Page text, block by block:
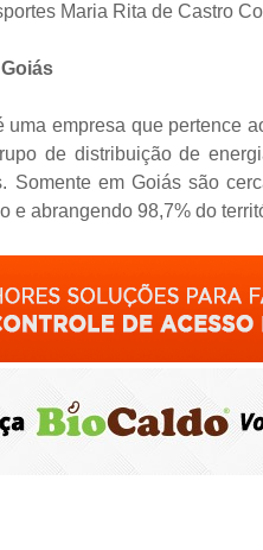
Maria Rita de Castro
uma empresa que pertence
de distribuição de
Somente em Goiás são
e abrangendo 98,7% do